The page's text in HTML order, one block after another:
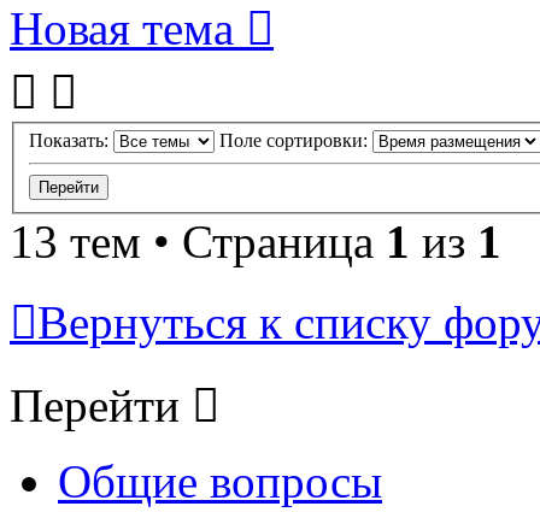
Новая тема
Показать: Поле сортировки:
13 тем • Страница 1 из 1
Вернуться к списку
Перейти
Общие вопросы